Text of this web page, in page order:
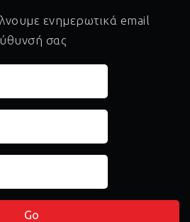
ενημερωτικά email
σας